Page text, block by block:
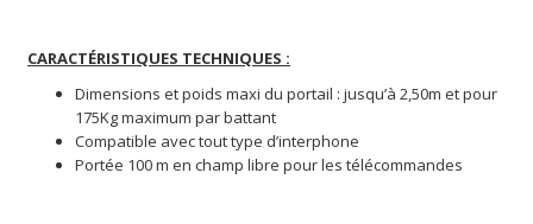
CARACTÉRISTIQUES TECHNIQUES :
Dimensions et poids maxi du portail : jusqu’à 2,50m et pour
175Kg maximum par battant
Compatible avec tout type d’interphone
Portée 100 m en champ libre pour les télécommandes